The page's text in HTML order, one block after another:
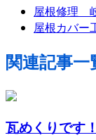
屋根修理
屋根カバ
関連記事一
瓦めくりです！